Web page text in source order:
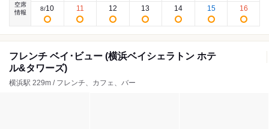
空席
情報
8/10 11 12 13 14 15 16
フレンチ ベイ･ビュー (横浜ベイシェラトン ホテ
ル&タワーズ)
横浜駅 229m / フレンチ、カフェ、バー